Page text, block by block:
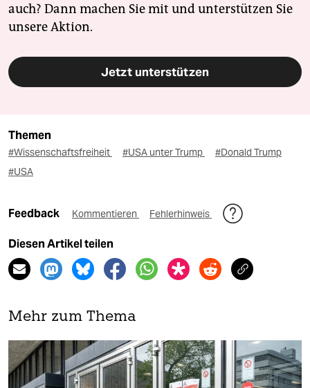
auch? Dann machen Sie mit und unterstützen Sie
unsere Aktion.
Jetzt unterstützen
Themen
#Wissenschaftsfreiheit #USA unter Trump
#Donald Trump
#USA
Feedback Kommentieren Fehlerhinweis
Diesen Artikel teilen
Mehr zum Thema